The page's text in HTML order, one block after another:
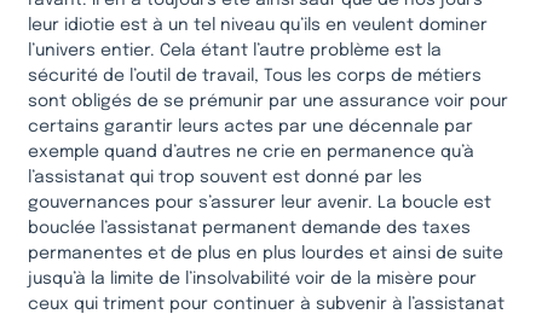
leur idiotie est à un tel niveau qu’ils en veulent dominer
l’univers entier. Cela étant l’autre problème est la
sécurité de l’outil de travail, Tous les corps de métiers
sont obligés de se prémunir par une assurance voir pour
certains garantir leurs actes par une décennale par
exemple quand d’autres ne crie en permanence qu’à
l’assistanat qui trop souvent est donné par les
gouvernances pour s’assurer leur avenir. La boucle est
bouclée l’assistanat permanent demande des taxes
permanentes et de plus en plus lourdes et ainsi de suite
jusqu’à la limite de l’insolvabilité voir de la misère pour
ceux qui triment pour continuer à subvenir à l’assistanat